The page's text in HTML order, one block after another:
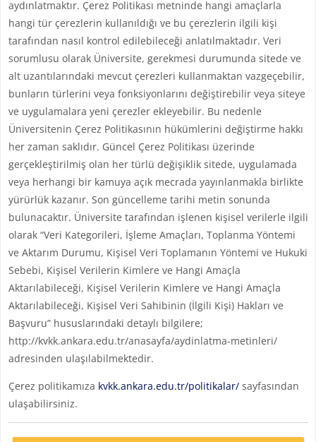
aydınlatmaktır. Çerez Politikası metninde hangi amaçlarla
hangi tür çerezlerin kullanıldığı ve bu çerezlerin ilgili kişi
tarafından nasıl kontrol edilebileceği anlatılmaktadır. Veri
sorumlusu olarak Üniversite, gerekmesi durumunda sitede ve
alt uzantılarındaki mevcut çerezleri kullanmaktan vazgeçebilir,
bunların türlerini veya fonksiyonlarını değiştirebilir veya siteye
ve uygulamalara yeni çerezler ekleyebilir. Bu nedenle
Üniversitenin Çerez Politikasının hükümlerini değiştirme hakkı
her zaman saklıdır. Güncel Çerez Politikası üzerinde
gerçekleştirilmiş olan her türlü değişiklik sitede, uygulamada
veya herhangi bir kamuya açık mecrada yayınlanmakla birlikte
yürürlük kazanır. Son güncelleme tarihi metin sonunda
bulunacaktır. Üniversite tarafından işlenen kişisel verilerle ilgili
olarak “Veri Kategorileri, İşleme Amaçları, Toplanma Yöntemi
ve Aktarım Durumu, Kişisel Veri Toplamanın Yöntemi ve Hukuki
Sebebi, Kişisel Verilerin Kimlere ve Hangi Amaçla
Aktarılabileceği, Kişisel Verilerin Kimlere ve Hangi Amaçla
Aktarılabileceği, Kişisel Veri Sahibinin (İlgili Kişi) Hakları ve
Başvuru” hususlarındaki detaylı bilgilere;
http://kvkk.ankara.edu.tr/anasayfa/aydinlatma-metinleri/
adresinden ulaşılabilmektedir.
Çerez politikamıza kvkk.ankara.edu.tr/politikalar/sayfasından
ulaşabilirsiniz.